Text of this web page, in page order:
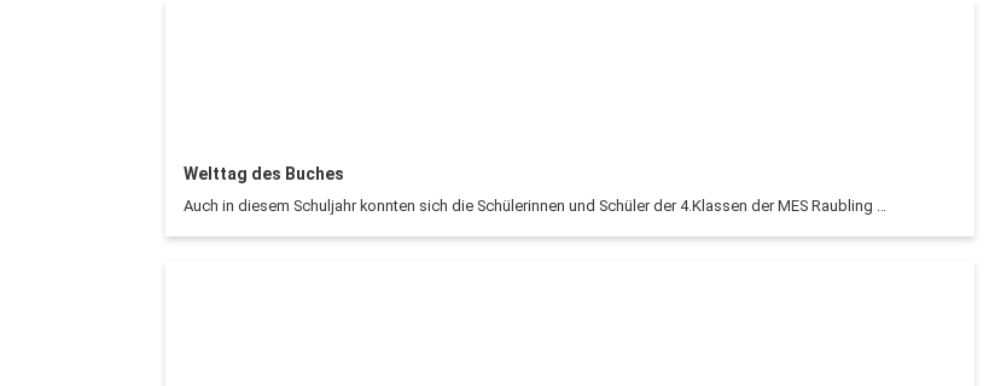
Welttag des Buches
Auch in diesem Schuljahr konnten sich die Schülerinnen und Schüler der 4.Klassen der MES Raubling …